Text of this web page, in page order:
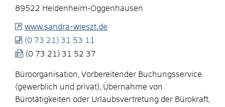
89522 Heidenheim-Oggenhausen
www.sandra-wieszt.de
(0 73 21) 31 53 11
(0 73 21) 31 52 37
Büroorganisation, Vorbereitender Buchungsservice
(gewerblich und privat), Übernahme von
Bürotätigkeiten oder Urlaubsvertretung der Bürokraft,